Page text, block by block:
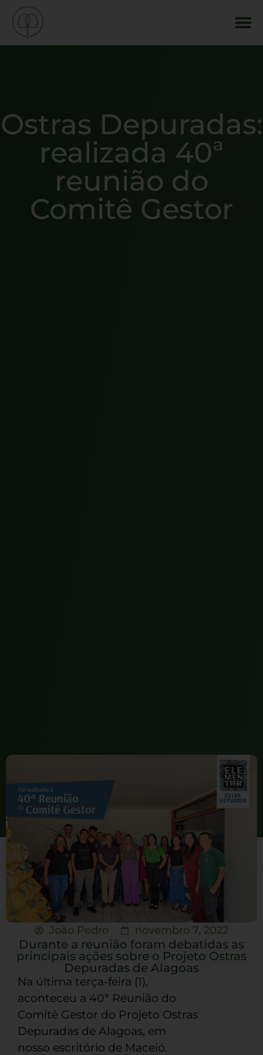
Ostras Depuradas:
realizada 40ª
reunião do
Comitê Gestor
João Pedro novembro 7, 2022
Durante a reunião foram debatidas as
principais ações sobre o Projeto Ostras
Depuradas de Alagoas
Na última terça-feira (1),
aconteceu a 40ª Reunião do
Comitê Gestor do Projeto Ostras
Depuradas de Alagoas, em
nosso escritório de Maceió.